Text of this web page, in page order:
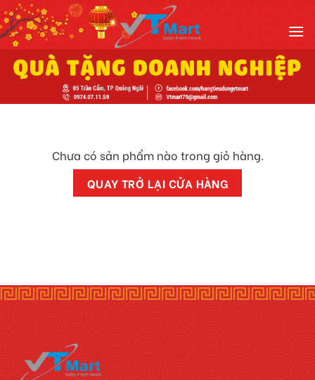
Skip
to
content
Chưa có sản phẩm nào trong giỏ hàng.
QUAY TRỞ LẠI CỬA HÀNG